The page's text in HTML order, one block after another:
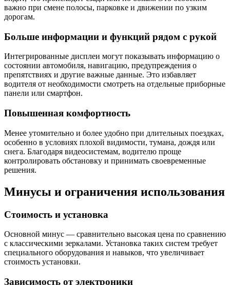
важно при смене полосы, парковке и движении по узким
дорогам.
Больше информации и функций рядом с рукой
Интегрированные дисплеи могут показывать информацию о
состоянии автомобиля, навигацию, предупреждения о
препятствиях и другие важные данные. Это избавляет
водителя от необходимости смотреть на отдельные приборные
панели или смартфон.
Повышенная комфортность
Менее утомительно и более удобно при длительных поездках,
особенно в условиях плохой видимости, тумана, дождя или
снега. Благодаря видеосистемам, водителю проще
контролировать обстановку и принимать своевременные
решения.
Минусы и ограничения использования
Стоимость и установка
Основной минус — сравнительно высокая цена по сравнению
с классическими зеркалами. Установка таких систем требует
специального оборудования и навыков, что увеличивает
стоимость установки.
Зависимость от электроники